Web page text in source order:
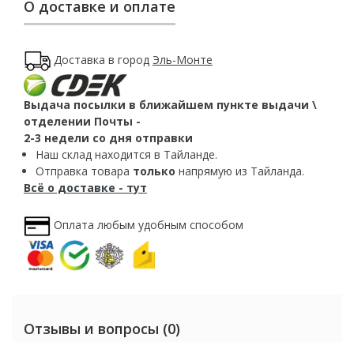
О доставке и оплате
Доставка в город Эль-Монте
Выдача посылки в ближайшем пункте выдачи \
отделении Почты -
2-3 недели со дня отправки
Наш склад находится в Тайланде.
Отправка товара только напрямую из Тайланда.
Всё о доставке - тут
Оплата любым удобным способом
Отзывы и вопросы (0)